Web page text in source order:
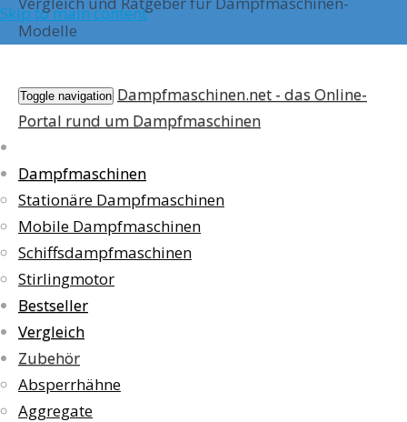
Skip to main content
Modelle
Toggle navigation Dampfmaschinen.net - das Online-
Portal rund um Dampfmaschinen
Dampfmaschinen
Stationäre Dampfmaschinen
Mobile Dampfmaschinen
Schiffsdampfmaschinen
Stirlingmotor
Bestseller
Vergleich
Zubehör
Absperrhähne
Aggregate